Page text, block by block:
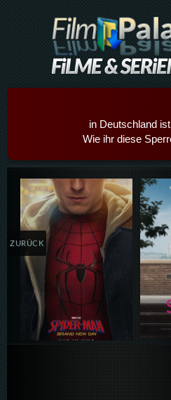
in Deutschland
Wie ihr diese
Details,Play
ZURÜCK